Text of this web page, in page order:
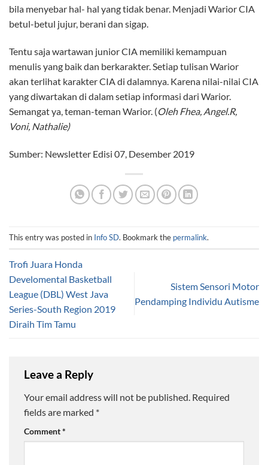
bila menyebar hal- hal yang tidak benar. Menjadi Warior CIA
betul-betul jujur, berani dan sigap.
Tentu saja wartawan junior CIA memiliki kemampuan
menulis yang baik dan berkarakter. Setiap tulisan Warior
akan terlihat karakter CIA di dalamnya. Karena nilai-nilai CIA
yang diwartakan di dalam setiap informasi dari Warior.
Semangat ya, teman-teman Warior. (Oleh Fhea, Angel.R,
Voni, Nathalie)
Sumber: Newsletter Edisi 07, Desember 2019
This entry was posted in Info SD. Bookmark the permalink.
Trofi Juara Honda
Develomental Basketball
League (DBL) West Java
Series-South Region 2019
Diraih Tim Tamu
Sistem Sensori Motor
Pendamping Individu Autisme
Leave a Reply
Your email address will not be published. Required
fields are marked *
Comment*